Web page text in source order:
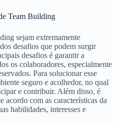
Team Building
sejam extremamente
desafios que podem surgir
desafios é garantir a
os colaboradores, especialmente
Para solucionar esse
seguro e acolhedor, no qual
e contribuir. Além disso, é
acordo com as características da
habilidades, interesses e